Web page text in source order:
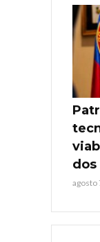
dos
agosto